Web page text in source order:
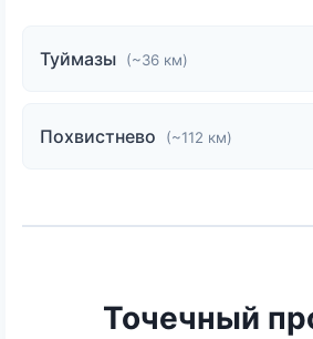
Туймазы (~36 км)
Похвистнево (~112 км)
Точечный